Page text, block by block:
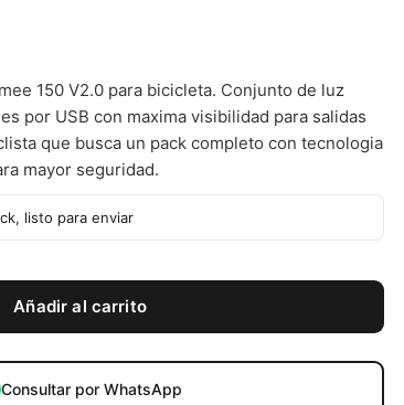
150 V2.0 para bicicleta. Conjunto de luz
por USB con maxima visibilidad para salidas
que busca un pack completo con tecnologia
mayor seguridad.
listo para enviar
Añadir al carrito
Consultar por WhatsApp